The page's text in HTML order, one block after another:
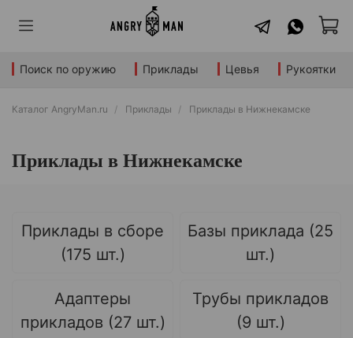
Поиск по оружию Приклады Цевья Рукоятки
Каталог AngryMan.ru Приклады Приклады в Нижнекамске
Приклады в Нижнекамске
Приклады в сборе
(175 шт.)
Базы приклада (25
шт.)
Адаптеры
прикладов (27 шт.)
Трубы прикладов
(9 шт.)